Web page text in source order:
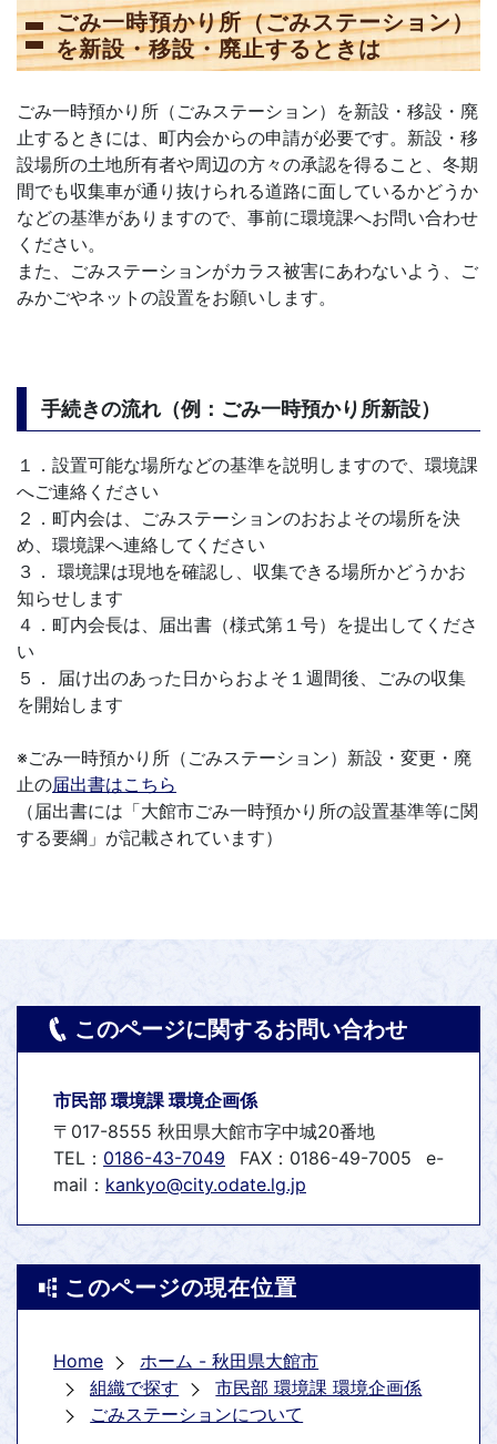
ごみ一時預かり所（ごみステーション）
を新設・移設・廃止するときは
ごみ一時預かり所（ごみステーション）を新設・移設・廃
止するときには、町内会からの申請が必要です。新設・移
設場所の土地所有者や周辺の方々の承認を得ること、冬期
間でも収集車が通り抜けられる道路に面しているかどうか
などの基準がありますので、事前に環境課へお問い合わせ
ください。
また、ごみステーションがカラス被害にあわないよう、ご
みかごやネットの設置をお願いします。
手続きの流れ（例：ごみ一時預かり所新設）
１．設置可能な場所などの基準を説明しますので、環境課
へご連絡ください
２．町内会は、ごみステーションのおおよその場所を決
め、環境課へ連絡してください
３． 環境課は現地を確認し、収集できる場所かどうかお
知らせします
４．町内会長は、届出書（様式第１号）を提出してくださ
い
５． 届け出のあった日からおよそ１週間後、ごみの収集
を開始します
※ごみ一時預かり所（ごみステーション）新設・変更・廃
止の届出書はこちら
（届出書には「大館市ごみ一時預かり所の設置基準等に関
する要綱」が記載されています）
このページに関するお問い合わせ
市民部 環境課 環境企画係
〒017-8555 秋田県大館市字中城20番地
TEL： 0186-43-7049 FAX：0186-49-7005
e-
mail： kankyo@city.odate.lg.jp
このページの現在位置
Home
ホーム - 秋田県大館市
組織で探す
市民部 環境課 環境企画係
ごみステーションについて